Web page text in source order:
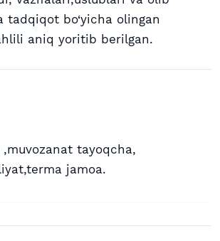
tadqiqot bo‘yicha olingan
aniq yoritib berilgan.
,muvozanat tayoqcha,
jamoa.